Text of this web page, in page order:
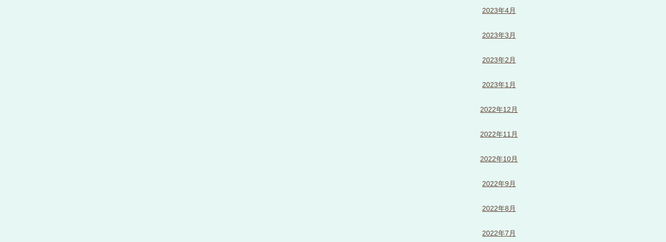
2023年4月
2023年3月
2023年2月
2023年1月
2022年12月
2022年11月
2022年10月
2022年9月
2022年8月
2022年7月